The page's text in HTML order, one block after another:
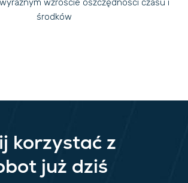
wzroście oszczędności czasu i
środków
korzystać z
już dziś